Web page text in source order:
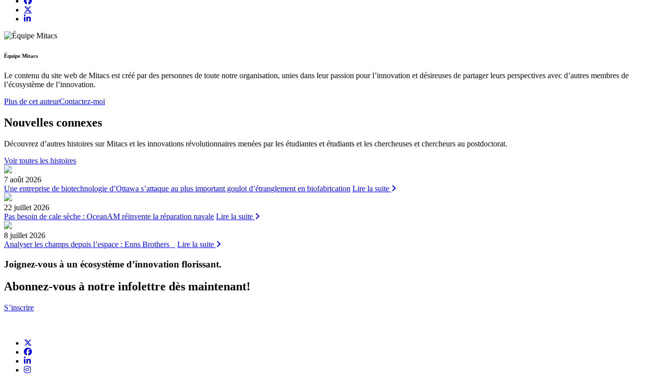
Équipe Mitacs
Le contenu du site web de Mitacs est créé par des personnes de toute notre organisation, unies dans leur passion pour l’innovation et désireuses de partager leurs perspectives avec d’autres membres de
l’écosystème de l’innovation.
Plus de cet auteurContactez-moi
Nouvelles connexes
Découvrez d’autres histoires sur Mitacs et les innovations révolutionnaires menées par les étudiantes et étudiants et les chercheuses et chercheurs au postdoctorat.
Voir toutes les histoires
7 août 2026
Une entreprise de biotechnologie d’Ottawa s’attaque au plus important goulot d’étranglement en biofabrication Lire la suite
22 juillet 2026
Pas besoin de cale sèche : OceanAM réinvente la réparation navale Lire la suite
8 juillet 2026
Analyser les champs depuis l’espace : Enns Brothers
Lire la suite
Joignez-vous à un écosystème d’innovation florissant.
Abonnez-vous à notre infolettre dès maintenant!
S’inscrire